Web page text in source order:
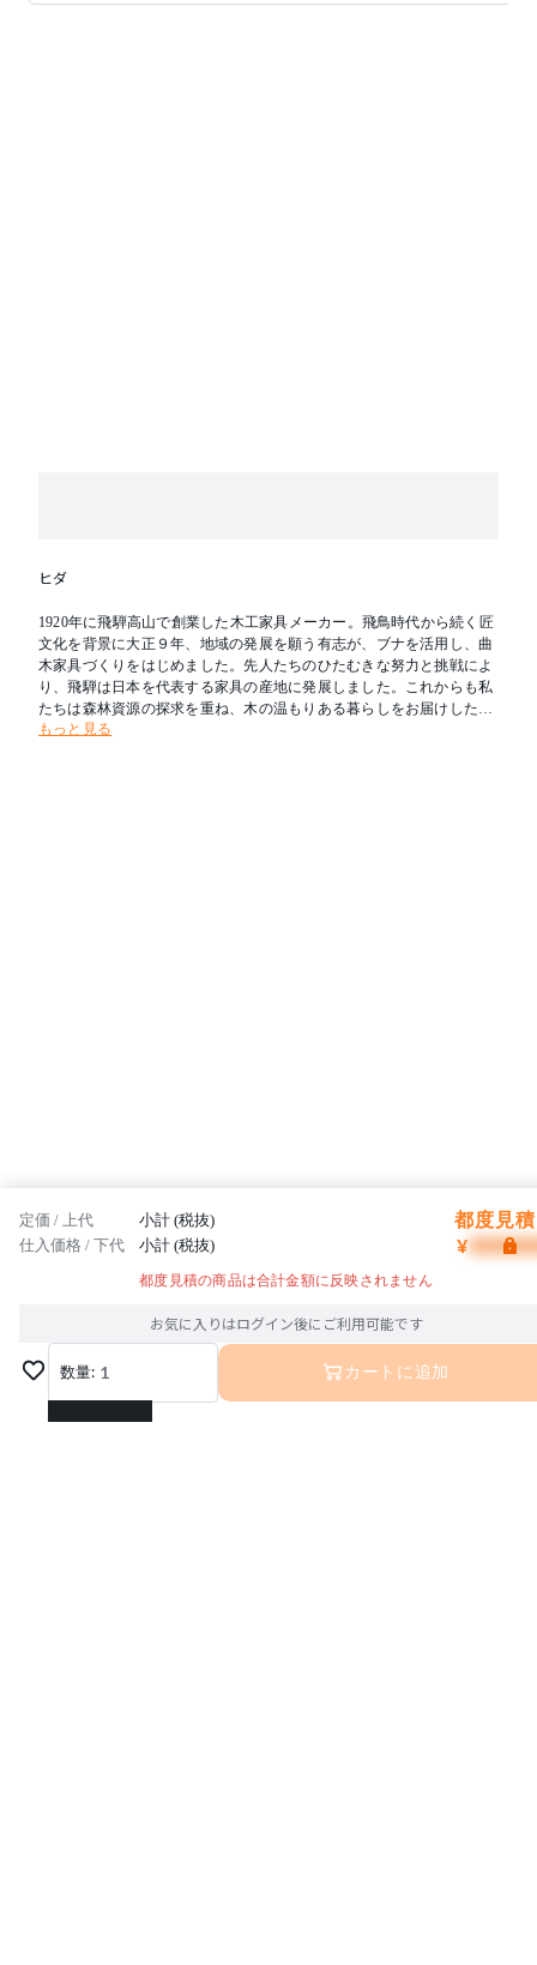
ヒダ
1920年に飛騨高山で創業した木工家具メーカー。飛鳥時代から続く匠
文化を背景に大正９年、地域の発展を願う有志が、ブナを活用し、曲
木家具づくりをはじめました。先人たちのひたむきな努力と挑戦によ
り、飛騨は日本を代表する家具の産地に発展しました。これからも私
たちは森林資源の探求を重ね、木の温もりある暮らしをお届けしたい
と考えます。新たな創造を可能とし、その魅力を求めて人々が集う場
もっと見る
定価 / 上代 小計 (税抜) 都度見
仕入価格 / 下代 小計 (税抜) ¥
都度見積の商品は合計金額に反映されません
お気に入りはログイン後にご利用可能です
数量: 1
1
カートに追加